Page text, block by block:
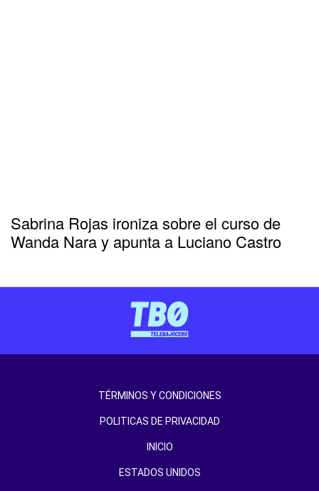
Sabrina Rojas ironiza sobre el curso de
Wanda Nara y apunta a Luciano Castro
TÉRMINOS Y CONDICIONES
POLITICAS DE PRIVACIDAD
INICIO
ESTADOS UNIDOS